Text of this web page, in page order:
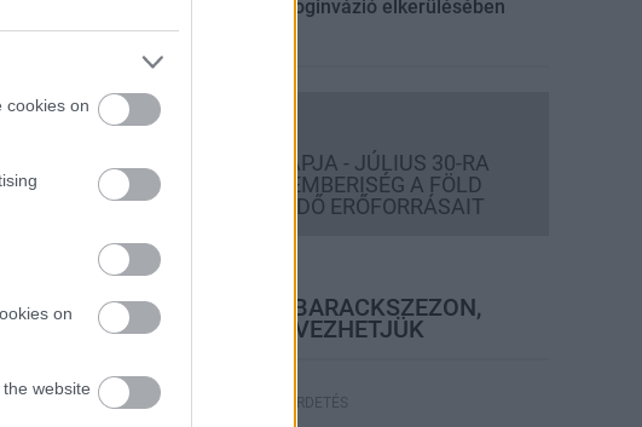
cookies on
on
website
a szúnyoginvázió elkerülésében
Országos hírek
TÚLFOGYASZTÁS NAPJA - JÚLIUS 30-RA
FELHASZNÁLTA AZ EMBERISÉG A FÖLD
EGÉSZ ÉVRE ELEGENDŐ ERŐFORRÁSAIT
Helyi hírek
BEINDULT AZ ŐSZIBARACKSZEZON,
SZEPTEMBERIG ÉLVEZHETJÜK
HIRDETÉS